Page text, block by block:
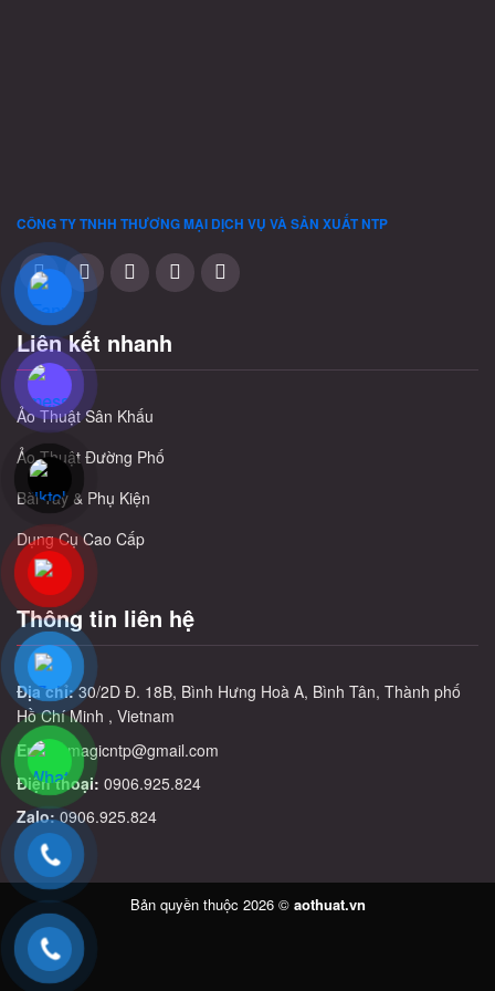
CÔNG TY TNHH THƯƠNG MẠI DỊCH VỤ VÀ SẢN XUẤTNTP
Liên kết nhanh
Ảo Thuật Sân Khấu
Ảo Thuật Đường Phố
Bài Tây & Phụ Kiện
Dụng Cụ Cao Cấp
Thông tin liên hệ
Địa chỉ:30/2D Đ. 18B, Bình Hưng Hoà A, Bình Tân, Thành phố
Hồ Chí Minh , Vietnam
Email:magicntp@gmail.com
Điện thoại: 0906.925.824
Zalo:0906.925.824
Bản quyền thuộc 2026 © aothuat.vn